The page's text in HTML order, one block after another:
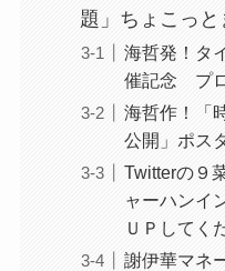
題」ちょこっと
海哲発！タ
催記念 プ
海哲作！「
公開」ポス
Twitterの９
ャーハンイ
ＵＰしてく
謝伊華マネ